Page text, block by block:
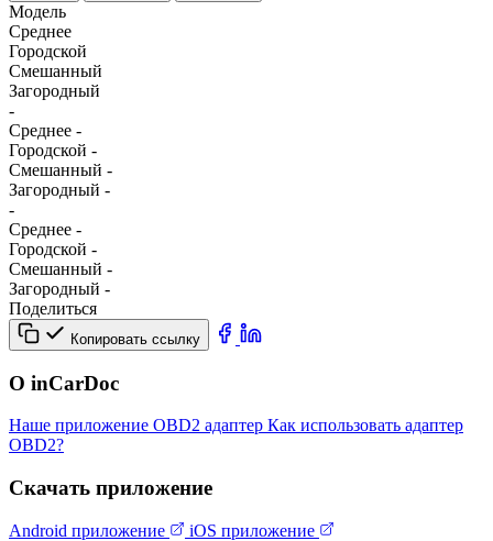
Модель
Среднее
Городской
Смешанный
Загородный
-
Среднее -
Городской -
Смешанный -
Загородный -
-
Среднее -
Городской -
Смешанный -
Загородный -
Поделиться
Копировать ссылку
О inCarDoc
Наше приложение OBD2 адаптер Как использовать адаптер
OBD2?
Скачать приложение
Android приложение iOS приложение